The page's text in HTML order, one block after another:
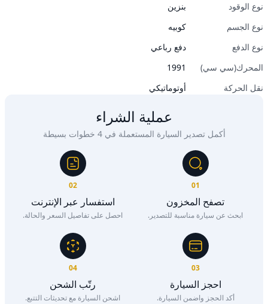
نوع الوقود
بنزين
نوع الجسم
كوبيه
نوع الدفع
دفع رباعي
المحرك(سي سي)
1991
نقل الحركة
أوتوماتيكي
عملية الشراء
أكمل تصدير السيارة المستعملة في 4 خطوات بسيطة
01
تصفح المخزون
ابحث عن سيارة مناسبة للتصدير.
02
استفسار عبر الإنترنت
احصل على تفاصيل السعر والحالة.
03
احجز السيارة
أكد الحجز واضمن السيارة.
04
رتّب الشحن
اشحن السيارة مع تحديثات التتبع.